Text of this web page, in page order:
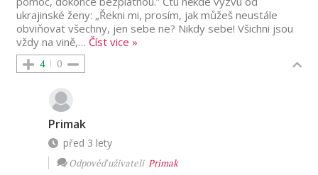
ukrajinské ženy: „Řekni mi, prosím, jak můžeš neustále
obviňovat všechny, jen sebe ne? Nikdy sebe! Všichni jsou
vždy na vině,… Číst vice »
4 0
Primak
před 3 lety
Odpověď uživateli Primak